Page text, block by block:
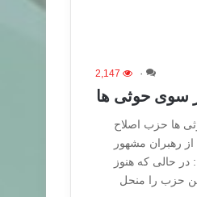
۰ 2,147
سوی حوثی ها
ها حزب اصلاح
رهبران مشهور
حالی که هنوز
حزب را منحل